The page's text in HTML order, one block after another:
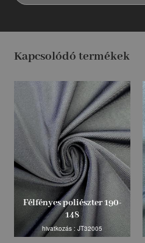
Kapcsolódó termékek
Félfényes poliészter 190-
148
hivatkozás : JT32005